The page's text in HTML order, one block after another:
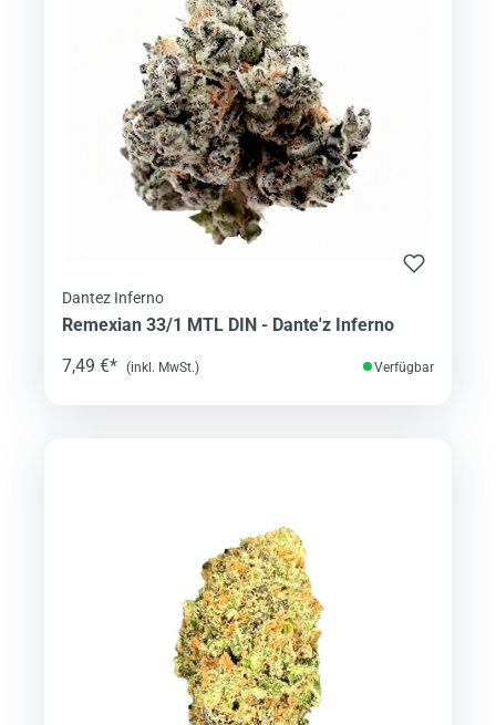
Dantez Inferno
Remexian 33/1 MTL DIN - Dante'z Inferno
7,49 €* (inkl. MwSt.) Verfügbar